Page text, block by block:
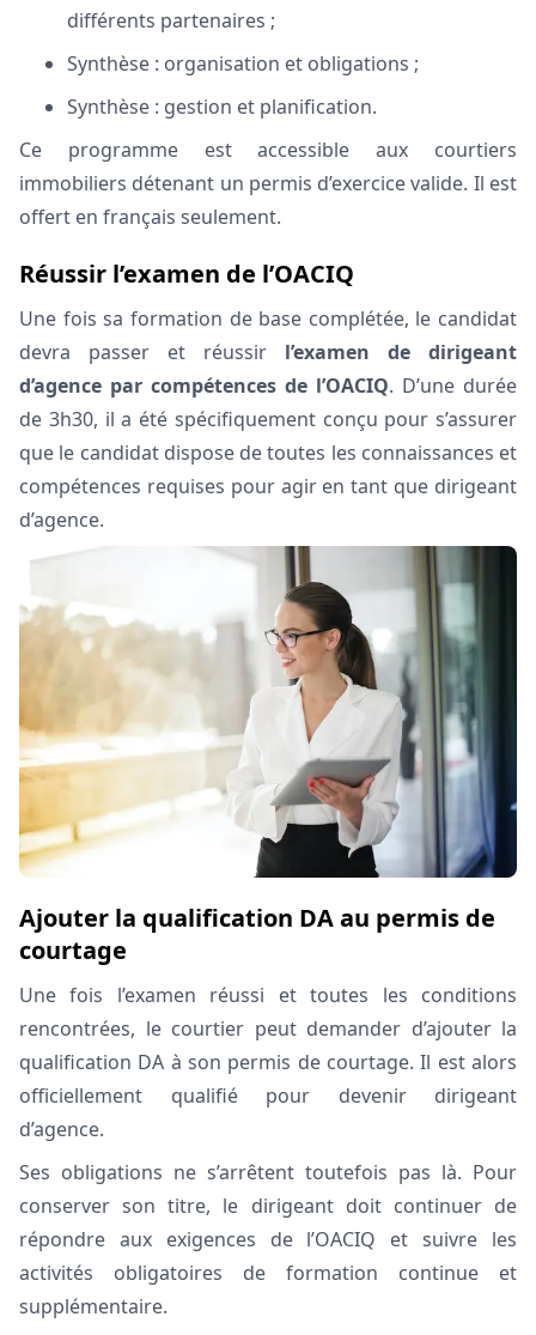
différents partenaires ;
Synthèse : organisation et obligations ;
Synthèse : gestion et planification.
Ce programme est accessible aux courtiers
immobiliers détenant un permis d’exercice valide. Il est
offert en français seulement.
Réussir l’examen de l’OACIQ
Une fois sa formation de base complétée, le candidat
devra passer et réussir l’examen de dirigeant
d’agence par compétences de l’OACIQ. D’une durée
de 3h30, il a été spécifiquement conçu pour s’assurer
que le candidat dispose de toutes les connaissances et
compétences requises pour agir en tant que dirigeant
d’agence.
Ajouter la qualification DA au permis de
courtage
Une fois l’examen réussi et toutes les conditions
rencontrées, le courtier peut demander d’ajouter la
qualification DA à son permis de courtage. Il est alors
officiellement qualifié pour devenir dirigeant
d’agence.
Ses obligations ne s’arrêtent toutefois pas là. Pour
conserver son titre, le dirigeant doit continuer de
répondre aux exigences de l’OACIQ et suivre les
activités obligatoires de formation continue et
supplémentaire.